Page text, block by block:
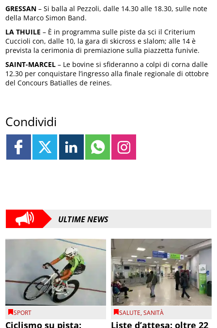
GRESSAN – Si balla al Pezzoli, dalle 14.30 alle 18.30, sulle note
della Marco Simon Band.
LA THUILE – È in programma sulle piste da sci il Criterium
Cuccioli con, dalle 10, la gara di skicross e slalom; alle 14 è
prevista la cerimonia di premiazione sulla piazzetta funivie.
SAINT-MARCEL – Le bovine si sfideranno a colpi di corna dalle
12.30 per conquistare l’ingresso alla finale regionale di ottobre
del Concours Batialles de reines.
Condividi
ULTIME NEWS
SPORT
Ciclismo su pista:
SALUTE,SANITÀ
Liste d’attesa: oltre 22